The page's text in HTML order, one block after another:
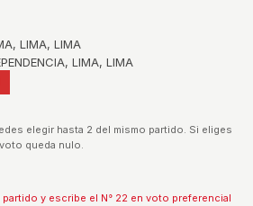
LIMA, LIMA
LIMA, LIMA
elegir hasta 2 del mismo partido. Si eliges
queda nulo.
partido y escribe el N° 22 en voto preferencial